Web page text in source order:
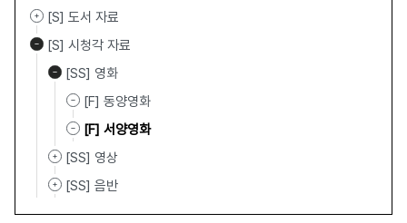
[S] 도서 자료
[S] 시청각 자료
[SS] 영화
[F] 동양영화
[F] 서양영화
[SS] 영상
[SS] 음반